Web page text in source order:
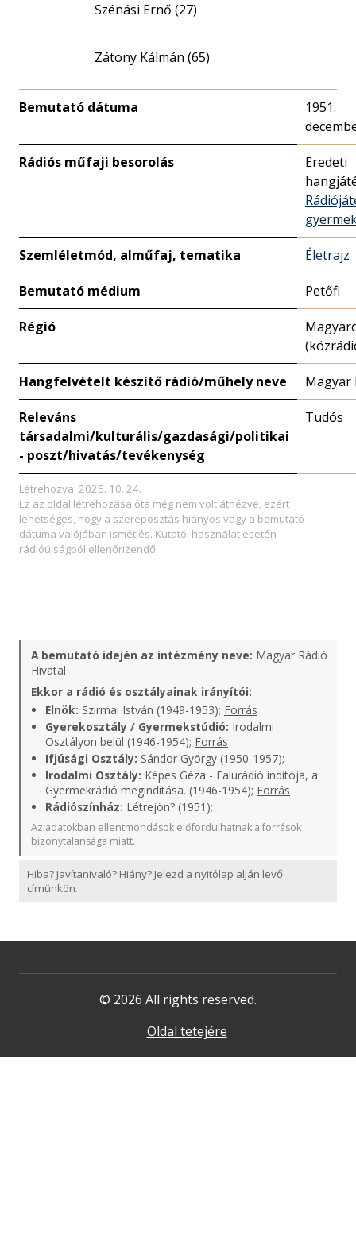
Szénási Ernő (27)
Zátony Kálmán (65)
Bemutató dátuma
1951.
Rádiós műfaji besorolás
Eredeti
Szemléletmód, alműfaj, tematika Életrajz
Bemutató médium Petőfi
Régió
Hangfelvételt készítő rádió/műhely neve Magyar
Releváns
társadalmi/kulturális/gazdasági/politikai
- poszt/hivatás/tevékenység
Tudós
Létrehozva: 2025. 10. 24.
Ez az oldal létrehozása óta még nem volt átnézve, ezért
lehetséges, hogy a szereposztás hiányos vagy a bemutató
dátuma valójában ismétlés. Kutatói használat esetén
rádióújságból ellenőrizendő.
A bemutató idején az intézmény neve: Magyar Rádió
Hivatal
Ekkor a rádió és osztályainak irányítói:
Elnök: Szirmai István (1949-1953); Forrás
Gyerekosztály / Gyermekstúdió: Irodalmi
Osztályon belül (1946-1954); Forrás
Ifjúsági Osztály: Sándor György (1950-1957);
Irodalmi Osztály: Képes Géza - Falurádió indítója, a
Gyermekrádió megindítása. (1946-1954); Forrás
Rádiószínház: Létrejön? (1951);
Az adatokban ellentmondások előfordulhatnak a források
bizonytalansága miatt.
Hiba? Javítanivaló? Hiány? Jelezd a nyitólap alján levő
címünkön.
© 2026 All rights reserved.
Oldal tetejére